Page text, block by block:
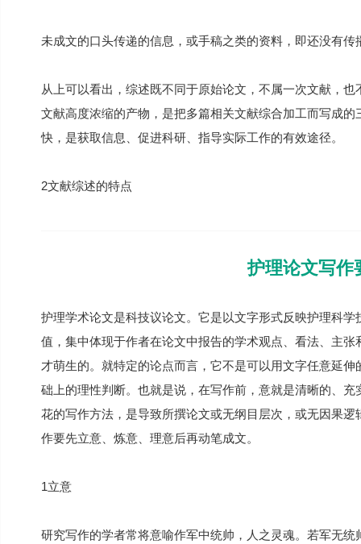
未成文的口头传递的信息，或手稿之类的资料，即还没有传
从上可以看出，综述既不同于原始论文，不属一次文献，
文献高度浓缩的产物，是把多篇相关文献综合加工而写成
快，是获取信息、促进科研、指导实际工作的有效途径。
2文献综述的特点
护理论文写作
护理学术论文是科技议论文。它是以文字形式反映护理科
值，集中体现于作者在论文中报告的学术观点、看法、主张
才萌生的。就特定的论点而言，它不是可以用文字任意延伸
础上的理性判断。也就是说，在写作前，意就是清晰的、
花的写作方法，是导致所撰论文或无纲目层次，或无因果
作要先立意、炼意、理意后再动笔成文。
1立意
研究写作的学者常将意喻作军中统帅，人之灵魂。若军无